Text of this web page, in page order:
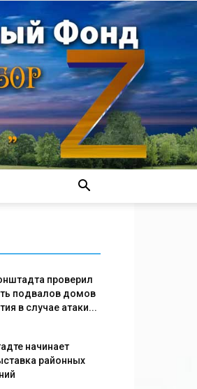
проверил
подвалов домов
в случае атаки...
начинает
районных